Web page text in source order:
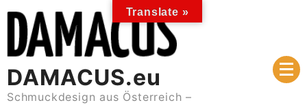
content
DAMACUS.eu
Schmuckdesign aus Österreich –
Translate »